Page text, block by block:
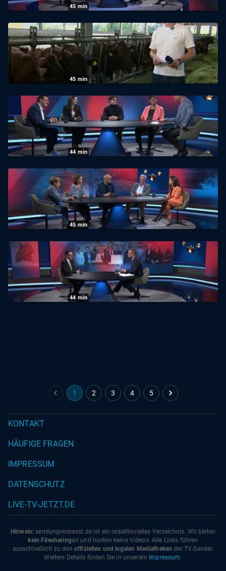
45 min
Zur Sache Baden-Württemberg: Schule am
Anschlag?
25.06.2026 |SWR
45 min
Zur Sache Baden-Württemberg: Bauern am
Limit - Wer sorgt künftig für unser Essen?
18.06.2026 |SWR
44 min
Zur Sache Baden-Württemberg: Unruhige
Zeiten — Zurück an die Waffe?
11.06.2026|SWR
45 min
Zur Sache Baden-Württemberg: E-Auto-
Boom: Wer kann und will da mitfahren?
28.05.2026|SWR
44 min
1 2 3 4 5
KONTAKT
HÄUFIGE FRAGEN
IMPRESSUM
DATENSCHUTZ
LIVE-TV-JETZT.DE
Hinweis: sendungverpasst.de ist ein redaktionelles Verzeichnis. Wir bieten
kein Filesharingan und hosten keine Videos. Alle Links führen
ausschließlich zu den offiziellen und legalen Mediatheken der TV-Sender.
Weitere Details finden Sie in unserem Impressum.